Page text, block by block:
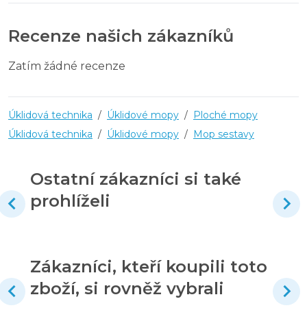
Recenze našich zákazníků
Zatím žádné recenze
Úklidová technika / Úklidové mopy / Ploché mopy
Úklidová technika / Úklidové mopy / Mop sestavy
Ostatní zákazníci si také
prohlíželi
Zákazníci, kteří koupili toto
zboží, si rovněž vybrali